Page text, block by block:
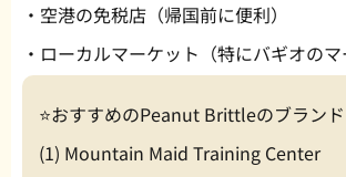
・空港の免税店（帰国前に便利）
・ローカルマーケット（特にバギオのマ
⭐️おすすめのPeanut Brittleのブランド
(1) Mountain Maid Training Center